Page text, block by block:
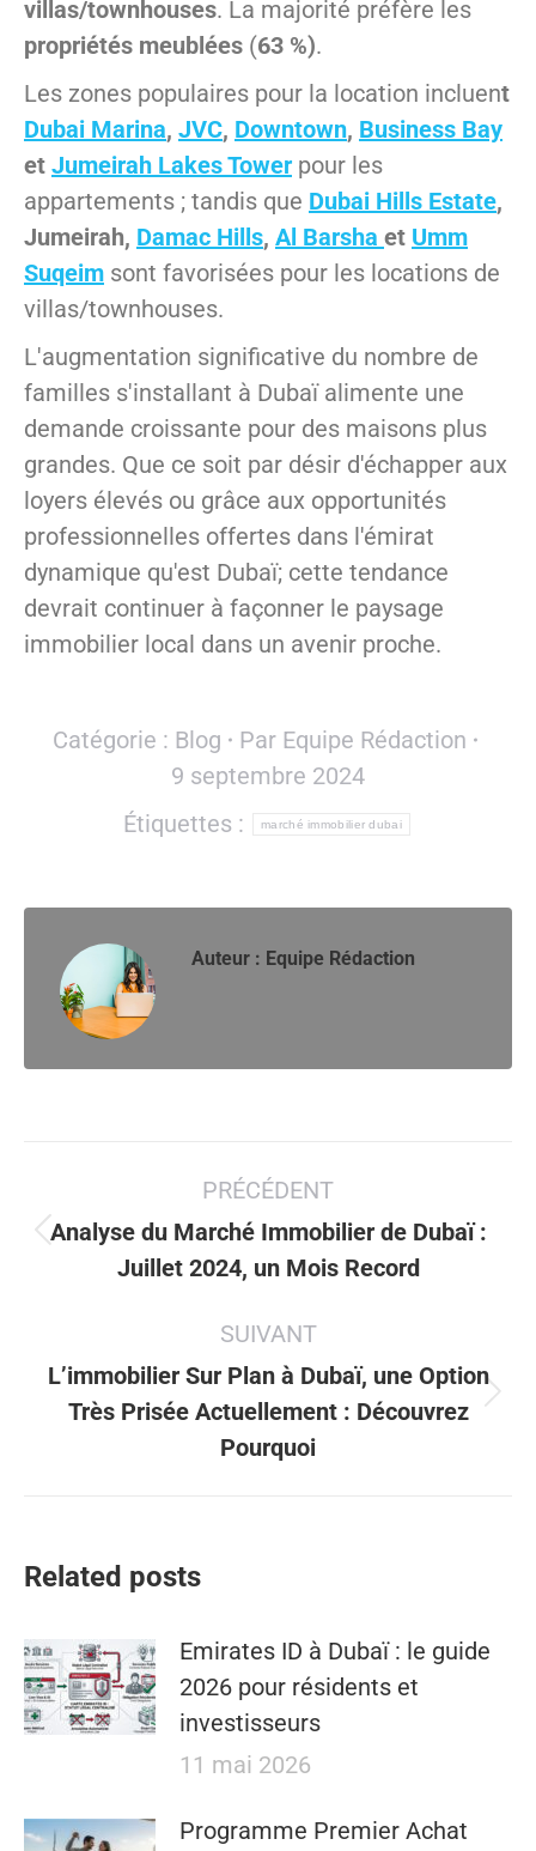
villas/townhouses. La majorité préfère les
propriétés meublées (63 %).
Les zones populaires pour la location incluent
Dubai Marina, JVC, Downtown, Business Bay
et Jumeirah Lakes Tower pour les
appartements ; tandis que Dubai Hills Estate,
Jumeirah, Damac Hills, Al Barsha et Umm
Suqeim sont favorisées pour les locations de
villas/townhouses.
L'augmentation significative du nombre de
familles s'installant à Dubaï alimente une
demande croissante pour des maisons plus
grandes. Que ce soit par désir d'échapper aux
loyers élevés ou grâce aux opportunités
professionnelles offertes dans l'émirat
dynamique qu'est Dubaï; cette tendance
devrait continuer à façonner le paysage
immobilier local dans un avenir proche.
Catégorie : Blog Par Equipe Rédaction
9 septembre 2024
Étiquettes :
marché immobilier dubai
Auteur : Equipe Rédaction
article
PRÉCÉDENT
Article
précédent
Analyse du Marché Immobilier de Dubaï :
Juillet 2024, un Mois Record
SUIVANT
Article
suivant
L’immobilier Sur Plan à Dubaï, une Option
Très Prisée Actuellement : Découvrez
Pourquoi
Related posts
Emirates ID à Dubaï : le guide
2026 pour résidents et
investisseurs
11 mai 2026
​​Programme Premier Achat